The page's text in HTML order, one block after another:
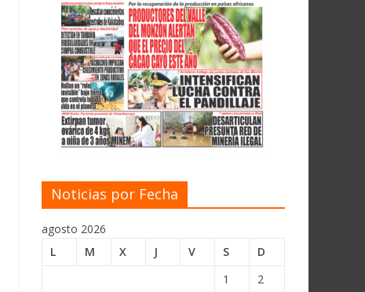
Noticias por Fecha
agosto 2026
L
M X J V S
D
1
2